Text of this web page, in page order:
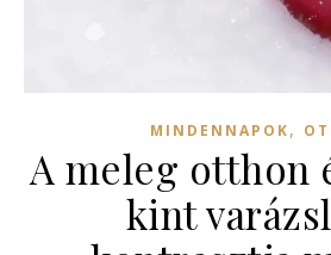
MINDENNAPOK,
A meleg otthon
kint